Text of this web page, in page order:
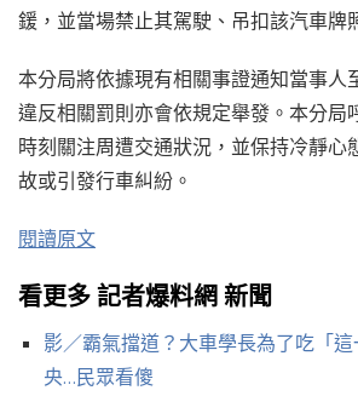
鍰，並當場禁止其駕駛、吊扣該汽車牌
本分局將依據現有相關事證通知當事人
違反相關罰則亦會依規定舉發。本分局
時刻關注周遭交通狀況，並保持冷靜心
故或引發行車糾紛。
閱讀原文
看更多 記者爆料網 新聞
影／霸氣擋道？大車學長為了吃「
央…民眾看傻